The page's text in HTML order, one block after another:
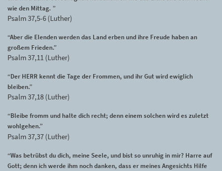
wie den Mittag. ”
Psalm 37,5-6 (Luther)
“Aber die Elenden werden das Land erben und ihre Freude haben an
großem Frieden.”
Psalm 37,11 (Luther)
“Der HERR kennt die Tage der Frommen, und ihr Gut wird ewiglich
bleiben.”
Psalm 37,18 (Luther)
“Bleibe fromm und halte dich recht; denn einem solchen wird es zuletzt
wohlgehen.”
Psalm 37,37 (Luther)
“Was betrübst du dich, meine Seele, und bist so unruhig in mir? Harre auf
Gott; denn ich werde ihm noch danken, dass er meines Angesichts Hilfe